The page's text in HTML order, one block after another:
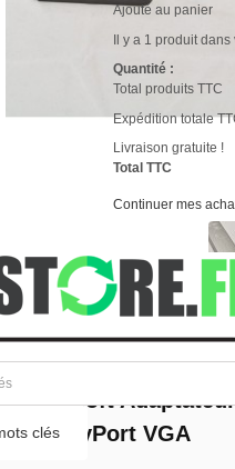
Ajouté au panier
Il y a 1 produit dans
Quantité :
Total produits TTC
Expédition totale
Livraison gratuite !
Total TTC
Continuer mes
clés
GARANTIE 12 MOIS
Microsoft
DisplayPort VGA